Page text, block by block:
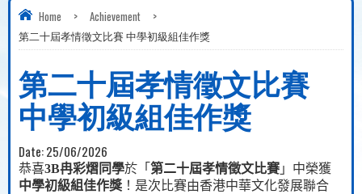
Home > Achievement
>
第二十屆孝情徵文比賽 中學初級組佳作獎
第二十屆孝情徵文比賽
中學初級組佳作獎
Date:25/06/2026
恭喜3B冉彩熠同學於「 第二十屆孝情徵文比賽 」中榮獲
中學初級組佳作獎 ！是次比賽由香港中華文化發展聯合